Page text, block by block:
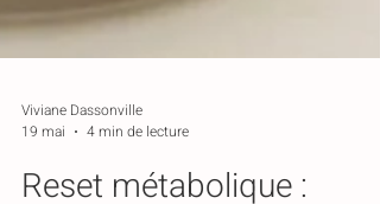
19 mai
4 min de lecture